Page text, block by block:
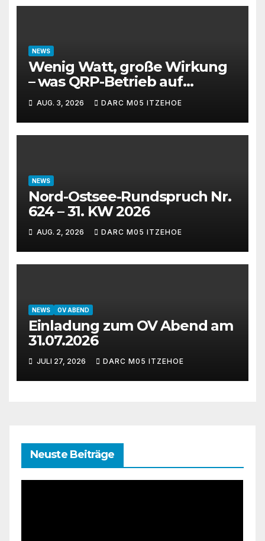
NEWS
Wenig Watt, große Wirkung
– was QRP-Betrieb auf
Kurzwelle wirklich kann
AUG. 3, 2026 DARC M05 ITZEHOE
NEWS
Nord-Ostsee-Rundspruch Nr.
624 – 31. KW 2026
AUG. 2, 2026 DARC M05 ITZEHOE
NEWS OV ABEND
Einladung zum OV Abend am
31.07.2026
JULI 27, 2026 DARC M05 ITZEHOE
Neuste Beiträge